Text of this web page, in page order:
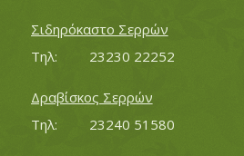
Σιδηρόκαστο Σερρών
Τηλ:		23230 22252
Δραβίσκος Σερρών
Τηλ:		23240 51580